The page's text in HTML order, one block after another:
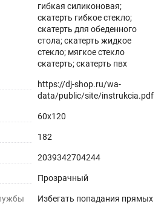
цвет вашего стола
приборов.
гибкая силиконовая;
скатерть гибкое стекло;
скатерть для обеденного
стола; скатерть жидкое
стекло; мягкое стекло
скатерть; скатерть пвх
https://dj-shop.ru/wa-
data/public/site/instrukcia.pdf
60x120
182
2039342704244
Прозрачный
Избегать попадания прямых